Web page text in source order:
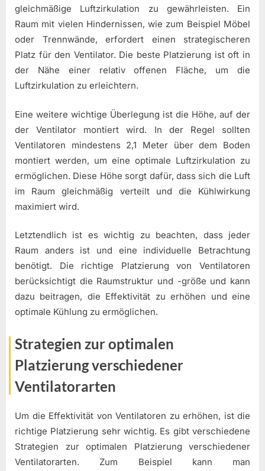
gleichmäßige Luftzirkulation zu gewährleisten. Ein
Raum mit vielen Hindernissen, wie zum Beispiel Möbel
oder Trennwände, erfordert einen strategischeren
Platz für den Ventilator. Die beste Platzierung ist oft in
der Nähe einer relativ offenen Fläche, um die
Luftzirkulation zu erleichtern.
Eine weitere wichtige Überlegung ist die Höhe, auf der
der Ventilator montiert wird. In der Regel sollten
Ventilatoren mindestens 2,1 Meter über dem Boden
montiert werden, um eine optimale Luftzirkulation zu
ermöglichen. Diese Höhe sorgt dafür, dass sich die Luft
im Raum gleichmäßig verteilt und die Kühlwirkung
maximiert wird.
Letztendlich ist es wichtig zu beachten, dass jeder
Raum anders ist und eine individuelle Betrachtung
benötigt. Die richtige Platzierung von Ventilatoren
berücksichtigt die Raumstruktur und -größe und kann
dazu beitragen, die Effektivität zu erhöhen und eine
optimale Kühlung zu ermöglichen.
Strategien zur optimalen
Platzierung verschiedener
Ventilatorarten
Um die Effektivität von Ventilatoren zu erhöhen, ist die
richtige Platzierung sehr wichtig. Es gibt verschiedene
Strategien zur optimalen Platzierung verschiedener
Ventilatorarten. Zum Beispiel kann man